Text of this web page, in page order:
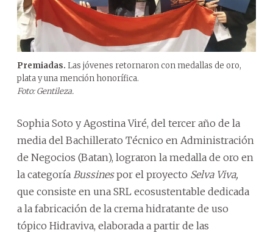
Premiadas. Las jóvenes retornaron con medallas de oro,
plata y una mención honorífica.
Foto: Gentileza.
Sophia Soto y Agostina Viré, del tercer año de la
media del Bachillerato Técnico en Administración
de Negocios (Batan), lograron la medalla de oro en
la categoría Bussinespor el proyecto Selva Viva,
que consiste en una SRL ecosustentable dedicada
a la fabricación de la crema hidratante de uso
tópico Hidraviva, elaborada a partir de las